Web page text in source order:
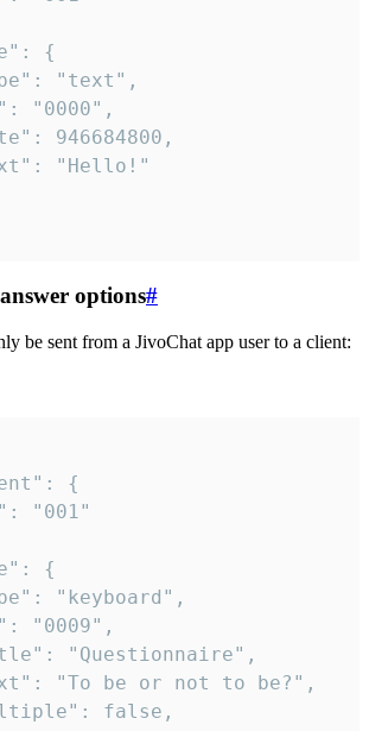
options#
be sent from a JivoChat app user to a client: